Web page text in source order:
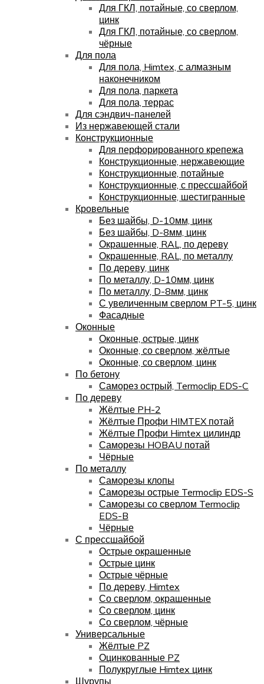
Для ГКЛ, потайные, со сверлом,
цинк
Для ГКЛ, потайные, со сверлом,
чёрные
Для пола
Для пола, Himtex, с алмазным
наконечником
Для пола, паркета
Для пола, террас
Для сэндвич-панелей
Из нержавеющей стали
Конструкционные
Для перфорированного крепежа
Конструкционные, нержавеющие
Конструкционные, потайные
Конструкционные, с прессшайбой
Конструкционные, шестигранные
Кровельные
Без шайбы, D-10мм, цинк
Без шайбы, D-8мм, цинк
Окрашенные, RAL, по дереву
Окрашенные, RAL, по металлу
По дереву, цинк
По металлу, D-10мм, цинк
По металлу, D-8мм, цинк
С увеличенным сверлом PT-5, цинк
Фасадные
Оконные
Оконные, острые, цинк
Оконные, со сверлом, жёлтые
Оконные, со сверлом, цинк
По бетону
Саморез острый, Termoclip EDS-C
По дереву
Жёлтые PH-2
Жёлтые Профи HIMTEX потай
Жёлтые Профи Himtex цилиндр
Саморезы HOBAU потай
Чёрные
По металлу
Саморезы клопы
Саморезы острые Termoclip EDS-S
Саморезы со сверлом Termoclip
EDS-B
Чёрные
С прессшайбой
Острые окрашенные
Острые цинк
Острые чёрные
По дереву, Himtex
Со сверлом, окрашенные
Со сверлом, цинк
Со сверлом, чёрные
Универсальные
Жёлтые PZ
Оцинкованные PZ
Полукруглые Himtex цинк
Шурупы